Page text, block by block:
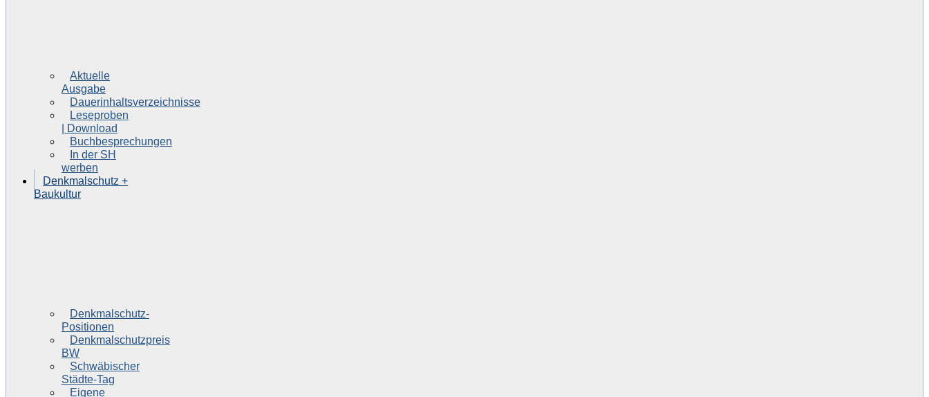
Aktuelle
Ausgabe
Dauerinhaltsverzeichnisse
Leseproben
| Download
Buchbesprechungen
In der SH
werben
Denkmalschutz +
Baukultur
Denkmalschutz-
Positionen
Denkmalschutzpreis
BW
Schwäbischer
Städte-Tag
Eigene